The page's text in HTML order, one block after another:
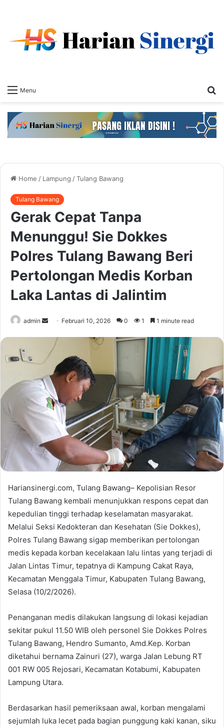
Menu
Home / Lampung /Tulang Bawang
Tulang Bawang
Gerak Cepat Tanpa
Menunggu! Sie Dokkes
Polres Tulang Bawang Beri
Pertolongan Medis Korban
Laka Lantas di Jalintim
admin
Send
email
Februari 10, 2026 0 1 1 minute read
Hariansinergi.com, Tulang Bawang– Kepolisian Resor
Tulang Bawang kembali menunjukkan respons cepat dan
kepedulian tinggi terhadap keselamatan masyarakat.
Melalui Seksi Kedokteran dan Kesehatan (Sie Dokkes),
Polres Tulang Bawang sigap memberikan pertolongan
medis kepada korban kecelakaan lalu lintas yang terjadi di
Jalan Lintas Timur, tepatnya di Kampung Cakat Raya,
Kecamatan Menggala Timur, Kabupaten Tulang Bawang,
Selasa (10/2/2026).
Penanganan medis dilakukan langsung di lokasi kejadian
sekitar pukul 11.50 WIB oleh personel Sie Dokkes Polres
Tulang Bawang, Hendro Sumanto, Amd.Kep. Korban
diketahui bernama Zainuri (27), warga Jalan Lebung RT
001 RW 005 Rejosari, Kecamatan Kotabumi, Kabupaten
Lampung Utara.
Berdasarkan hasil pemeriksaan awal, korban mengalami
sejumlah luka lecet pada bagian punggung kaki kanan, siku